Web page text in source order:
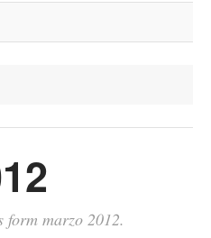
form marzo 2012.